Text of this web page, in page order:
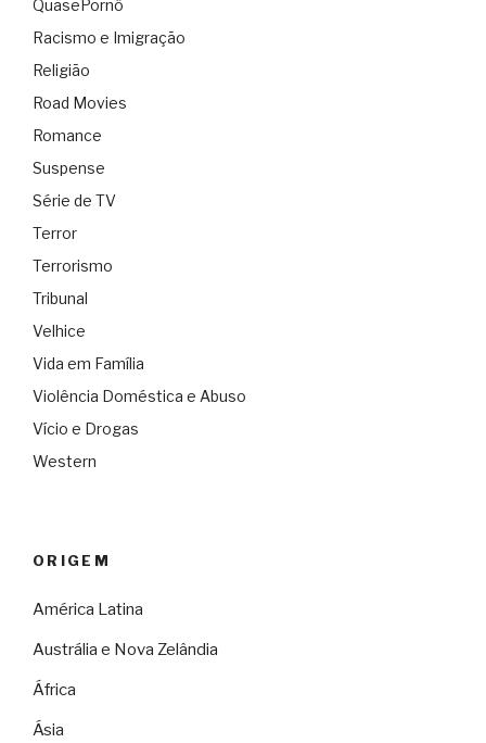
QuasePornô
Racismo e Imigração
Religião
Road Movies
Romance
Suspense
Série de TV
Terror
Terrorismo
Tribunal
Velhice
Vida em Família
Violência Doméstica e Abuso
Vício e Drogas
Western
ORIGEM
América Latina
Austrália e Nova Zelândia
África
Ásia